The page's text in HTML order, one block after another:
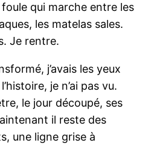
qui marche entre les
les matelas sales.
Je rentre.
j’avais les yeux
je n’ai pas vu.
le jour découpé, ses
il reste des
une ligne grise à